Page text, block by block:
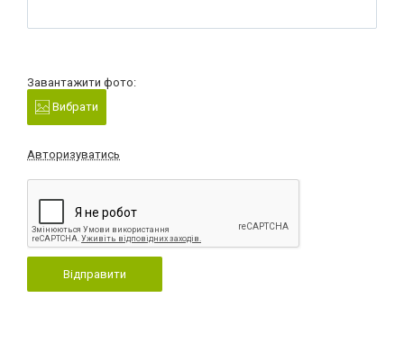
Завантажити фото:
Вибрати
Авторизуватись
Відправити